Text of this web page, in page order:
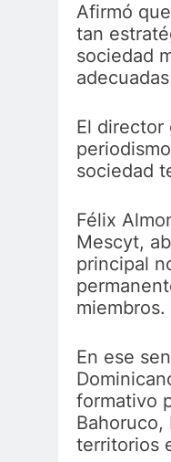
Afirmó
tan
sociedad
El director
sociedad
Félix
Mescyt,
principal
miembros.
En ese
formativo
Bahoruco,
territorios